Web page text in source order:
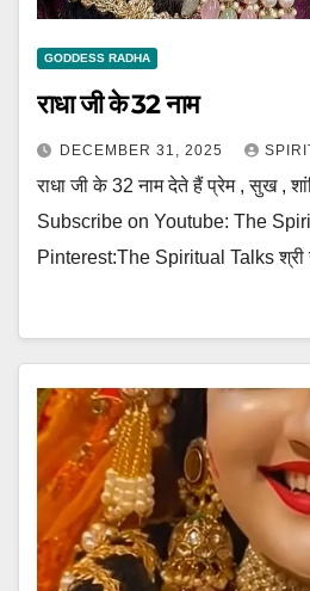
GODDESS RADHA
राधा जी के 32 नाम
DECEMBER 31, 2025
राधा जी के 32 नाम देते हैं प्रेम , सुख ,
Subscribe on Youtube: The
Pinterest:The Spiritual Talks श्री